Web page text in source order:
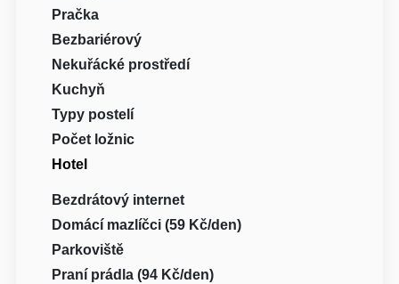
Pračka
Bezbariérový
Nekuřácké prostředí
Kuchyň
Typy postelí
Počet ložnic
Hotel
Bezdrátový internet
Domácí mazlíčci (59 Kč/den)
Parkoviště
Praní prádla (94 Kč/den)